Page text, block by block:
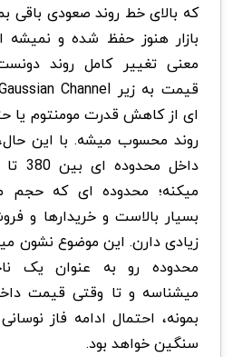
که بالای خط روند صعودی باقی
بازار هنوز حفظ شده و نمیشه
معنی تغییر کامل روند
ای از کاهش قدرت مومنتوم یا
روند محسوب میشه. با این
میکنه؛ محدوده ای که حجم
بسیار بالاست و خریدارها و
زیادی دارن. این موضوع نشون
محدوده رو به عنوان یک
میشناسه و تا وقتی قیمت
بمونه، احتمال ادامه فاز
سنگین خواهد بود.